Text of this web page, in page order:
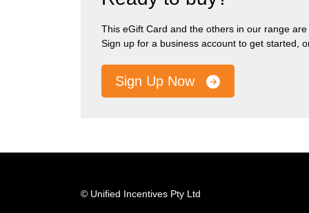
This eGift Card and the others in our range
Sign up for a business account to get started,
Sign Up Now
© Unified Incentives Pty Ltd